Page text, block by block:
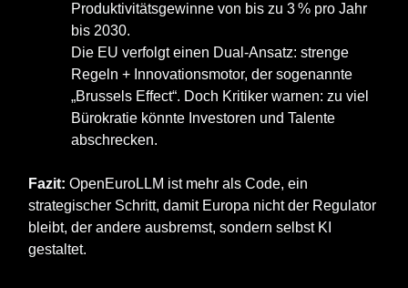
Produktivitätsgewinne von bis zu 3 % pro Jahr
bis 2030.
Die EU verfolgt einen Dual‑Ansatz: strenge
Regeln + Innovationsmotor, der sogenannte
„Brussels Effect“. Doch Kritiker warnen: zu viel
Bürokratie könnte Investoren und Talente
abschrecken.
Fazit: OpenEuroLLM ist mehr als Code, ein
strategischer Schritt, damit Europa nicht der Regulator
bleibt, der andere ausbremst, sondern selbst KI
gestaltet.